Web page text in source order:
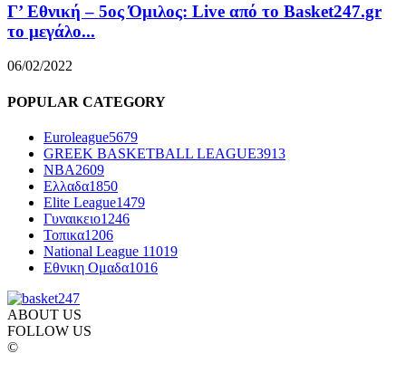
Γ’ Εθνική – 5ος Όμιλος: Live από το Basket247.gr
το μεγάλο...
06/02/2022
POPULAR CATEGORY
Euroleague5679
GREEK BASKETBALL LEAGUE3913
NBA2609
Ελλαδα1850
Elite League1479
Γυναικειο1246
Τοπικα1206
National League 11019
Εθνικη Ομαδα1016
ABOUT US
FOLLOW US
©